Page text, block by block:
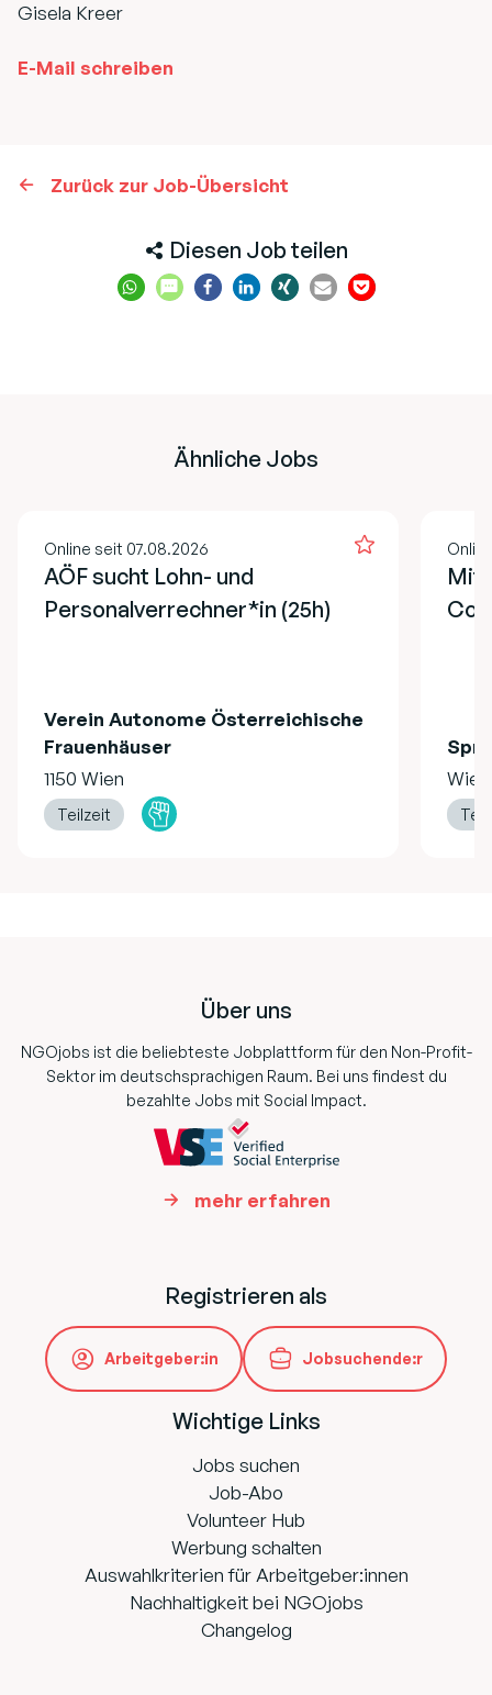
Gisela Kreer
E-Mail schreiben
Zurück zur Job-Übersicht
Diesen Job teilen
Ähnliche Jobs
Online seit 07.08.2026
AÖF sucht Lohn- und
Personalverrechner*in (25h)
Verein Autonome Österreichische
Frauenhäuser
1150 Wien
Teilzeit
Wien
Über uns
NGOjobs ist die beliebteste Jobplattform für den Non-Profit-
Sektor im deutschsprachigen Raum. Bei uns findest du
bezahlte Jobs mit Social Impact.
mehr erfahren
Registrieren als
Arbeitgeber:in Jobsuchende:r
Wichtige Links
Jobs suchen
Job-Abo
Volunteer Hub
Werbung schalten
Auswahlkriterien für Arbeitgeber:innen
Nachhaltigkeit bei NGOjobs
Changelog